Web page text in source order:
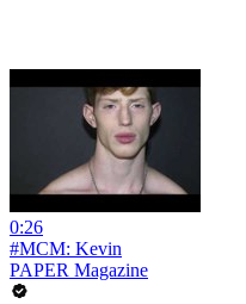
0:26
#MCM: Kevin
PAPER Magazine